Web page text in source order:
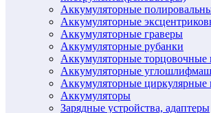
Аккумуляторные
Аккумуляторные
Аккумуляторные граверы
Аккумуляторные рубанки
Аккумуляторные
Аккумуляторные
Аккумуляторные
Аккумуляторы
Зарядные устройства, адаптеры